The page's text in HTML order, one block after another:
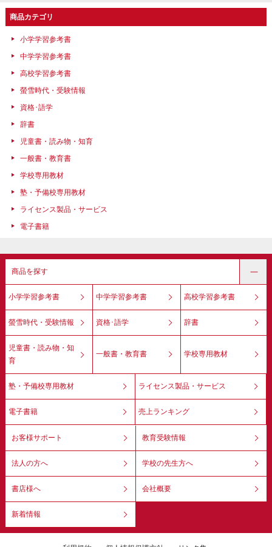
商品カテゴリ
小学学習参考書
中学学習参考書
高校学習参考書
螢雪時代・受験情報
資格･語学
辞書
児童書・読み物・知育
一般書・教育書
学校専用教材
塾・予備校専用教材
ライセンス製品・サービス
電子書籍
商品を探す
小学学習参考書 中学学習参考書 高校学習参考書
螢雪時代・受験情報 資格･語学 辞書
児童書・読み物・知
育
一般書・教育書 学校専用教材
塾・予備校専用教材 ライセンス製品・サービス
電子書籍 売上ランキング
お客様サポート 教育受験情報
法人の方へ 学校の先生方へ
書店様へ 会社概要
新着情報